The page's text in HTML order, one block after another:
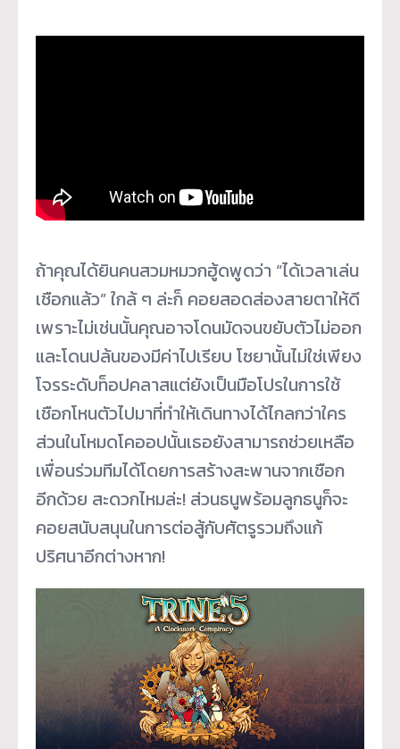
ถ้าคุณได้ยินคนสวมหมวกฮู้ดพูดว่า “ได้เวลาเล่น
เชือกแล้ว” ใกล้ ๆ ล่ะก็ คอยสอดส่องสายตาให้ดี
เพราะไม่เช่นนั้นคุณอาจโดนมัดจนขยับตัวไม่ออก
และโดนปล้นของมีค่าไปเรียบ โซยานั้นไม่ใช่เพียง
โจรระดับท็อปคลาสแต่ยังเป็นมือโปรในการใช้
เชือกโหนตัวไปมาที่ทำให้เดินทางได้ไกลกว่าใคร
ส่วนในโหมดโคออปนั้นเธอยังสามารถช่วยเหลือ
เพื่อนร่วมทีมได้โดยการสร้างสะพานจากเชือก
อีกด้วย สะดวกไหมล่ะ! ส่วนธนูพร้อมลูกธนูก็จะ
คอยสนับสนุนในการต่อสู้กับศัตรูรวมถึงแก้
ปริศนาอีกต่างหาก!